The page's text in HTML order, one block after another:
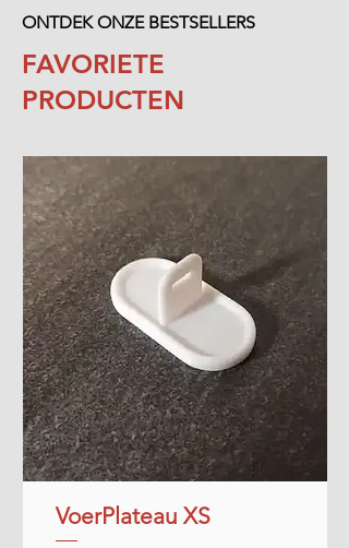
ONTDEK ONZE BESTSELLERS
FAVORIETE
PRODUCTEN
VoerPlateau XS